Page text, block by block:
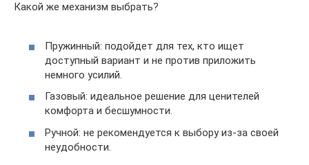
Какой же механизм выбрать?
Пружинный: подойдет для тех, кто ищет
доступный вариант и не против приложить
немного усилий.
Газовый: идеальное решение для ценителей
комфорта и бесшумности.
Ручной: не рекомендуется к выбору из-за своей
неудобности.